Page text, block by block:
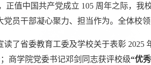
正值中国共产党成立 105 周年之际，
党员干部凝心聚力、担当作为。全体校
读了省委教育工委及学校关于表彰
商学院党委书记邓剑同志获评校级“优